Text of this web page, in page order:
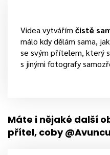
Videa vytvářím čistě
málo kdy dělám sama,
se svým přítelem, který
s jinými fotografy
Máte i nějaké další
přítel, coby